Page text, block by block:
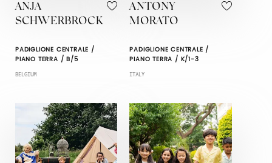
ANJA
SCHWERBROCK
PADIGLIONE CENTRALE /
PIANO TERRA / B/5
BELGIUM
ANTONY
MORATO
PADIGLIONE CENTRALE /
PIANO TERRA / K/1-3
ITALY